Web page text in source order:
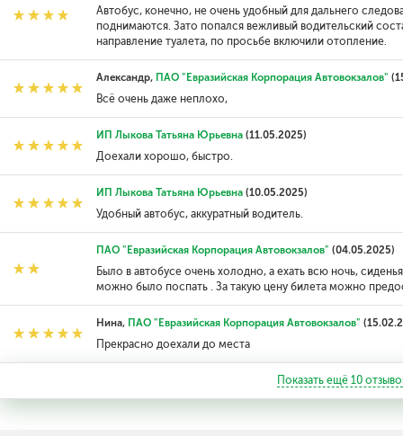
Автобус, конечно, не очень удобный для дальнего
поднимаются. Зато попался вежливый водительский
направление туалета, по просьбе включили отопление.
Александр, ПАО "Евразийская Корпорация Автовокзалов"
Всё очень даже неплохо,
ИП Лыкова Татьяна Юрьевна(11.05.2025)
Доехали хорошо, быстро.
ИП Лыкова Татьяна Юрьевна(10.05.2025)
Удобный автобус, аккуратный водитель.
ПАО "Евразийская Корпорация Автовокзалов" (04.05.2025)
Было в автобусе очень холодно, а ехать всю ночь,
можно было поспать . За такую цену билета можно
Нина, ПАО "Евразийская Корпорация Автовокзалов"
Прекрасно доехали до места
Показать ещё 10